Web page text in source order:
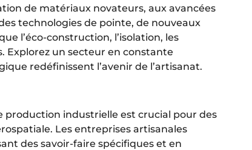
de matériaux novateurs, aux avancées
technologies de pointe, de nouveaux
l’éco-construction, l’isolation, les
Explorez un secteur en constante
redéfinissent l’avenir de l’artisanat.
production industrielle est crucial pour des
Les entreprises artisanales
des savoir-faire spécifiques et en